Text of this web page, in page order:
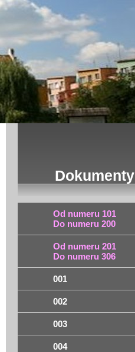
Dokumenty
Od numeru 101
Do numeru 200
Od numeru 201
Do numeru 306
001
002
003
004